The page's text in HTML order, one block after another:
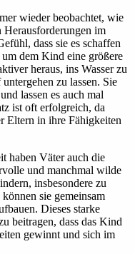
wieder beobachtet, wie
im
dass sie es schaffen
dem Kind eine größere
heraus, ins Wasser zu
zu lassen. Sie
lassen es auch mal
ist oft erfolgreich, da
Eltern in ihre Fähigkeiten
haben Väter auch die
und manchmal wilde
insbesondere zu
sie gemeinsam
Dieses starke
beitragen, dass das Kind
gewinnt und sich im